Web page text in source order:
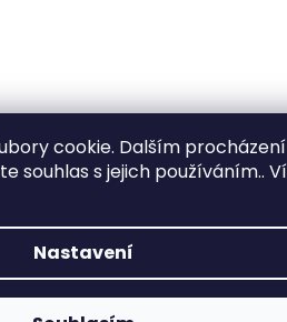
cookie. Dalším
souhlas s jejich používáním..
Nastavení